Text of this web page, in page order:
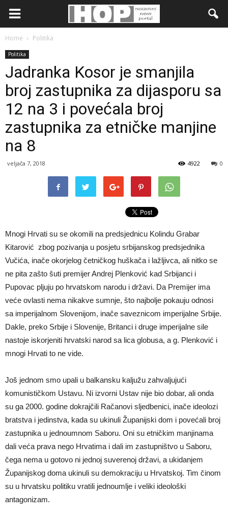
Home Politika
Politika
Jadranka Kosor je smanjila
broj zastupnika za dijasporu sa
12 na 3 i povećala broj
zastupnika za etničke manjine
na 8
veljača 7, 2018 0
4922
Mnogi Hrvati su se okomili na predsjednicu Kolindu Grabar
Kitarović zbog pozivanja u posjetu srbijanskog predsjednika
Vučića, inače okorjelog četničkog huškača i lažljivca, ali nitko se
ne pita zašto šuti premijer Andrej Plenković kad Srbijanci i
Pupovac pljuju po hrvatskom narodu i državi. Da Premijer ima
veće ovlasti nema nikakve sumnje, što najbolje pokauju odnosi
sa imperijalnom Slovenijom, inače saveznicom imperijalne Srbije.
Dakle, preko Srbije i Slovenije, Britanci i druge imperijalne sile
nastoje iskorjeniti hrvatski narod sa lica globusa, a g. Plenković i
mnogi Hrvati to ne vide.
Još jednom smo upali u balkansku kaljužu zahvaljujući
komunističkom Ustavu. Ni izvorni Ustav nije bio dobar, ali onda
su ga 2000. godine dokrajčili Račanovi sljedbenici, inače ideolozi
bratstva i jedinstva, kada su ukinuli Županijski dom i povećali broj
zastupnika u jednoumnom Saboru. Oni su etničkim manjinama
dali veća prava nego Hrvatima i dali im zastupništvo u Saboru,
čega nema u gotovo ni jednoj suverenoj državi, a ukidanjem
Županijskog doma ukinuli su demokraciju u Hrvatskoj. Tim činom
su u hrvatsku politiku vratili jednoumlje i veliki ideološki
antagonizam.